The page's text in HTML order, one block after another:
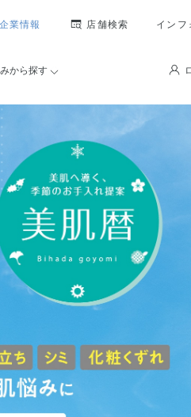
企業情報 店舗検索 インフ
から探す